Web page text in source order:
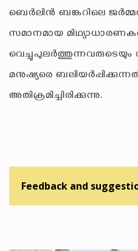
ബെർലിൻ ബങ്കറിലെ
സമാനമായ
മനുഷ്യരെ
അതിക്രമിച്ചിരിക്കുന്നു.
Feedback and